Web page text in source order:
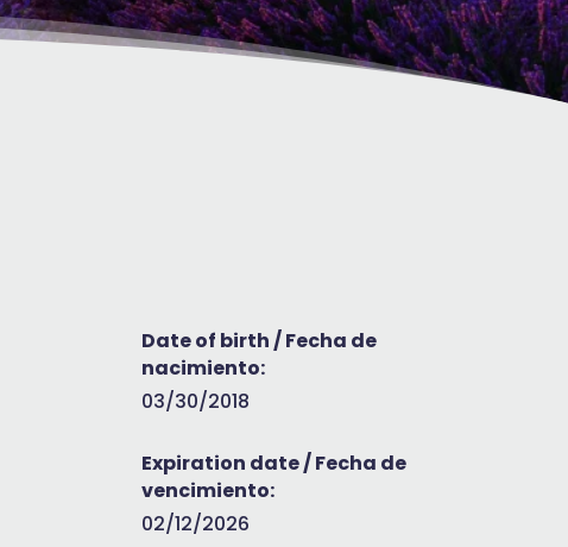
Date of birth / Fecha de
nacimiento:
03/30/2018
Expiration date / Fecha de
vencimiento:
02/12/2026